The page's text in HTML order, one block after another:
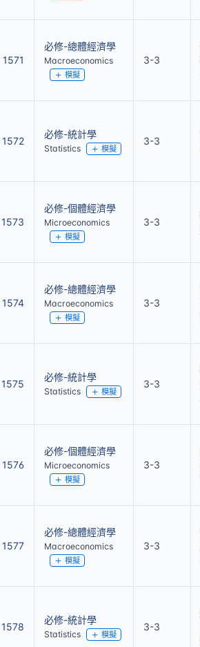
1571
必修-總體經濟學
Macroeconomics
模擬
3-3
1572
必修-統計學
Statistics 模擬
3-3
1573
必修-個體經濟學
Microeconomics
模擬
3-3
1574
必修-總體經濟學
Macroeconomics
模擬
3-3
1575
必修-統計學
Statistics 模擬
3-3
1576
必修-個體經濟學
Microeconomics
模擬
3-3
1577
必修-總體經濟學
Macroeconomics
模擬
3-3
1578
必修-統計學
Statistics 模擬
3-3